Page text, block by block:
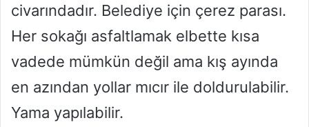
civarındadır. Belediye için çerez parası.
Her sokağı asfaltlamak elbette kısa
vadede mümkün değil ama kış ayında
en azından yollar mıcır ile doldurulabilir.
Yama yapılabilir.